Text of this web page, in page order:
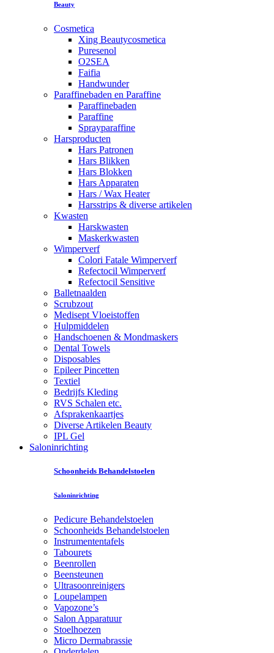
Beauty
Cosmetica
Xing Beautycosmetica
Puresenol
O2SEA
Faifia
Handwunder
Paraffinebaden en Paraffine
Paraffinebaden
Paraffine
Sprayparaffine
Harsproducten
Hars Patronen
Hars Blikken
Hars Blokken
Hars Apparaten
Hars / Wax Heater
Harsstrips & diverse artikelen
Kwasten
Harskwasten
Maskerkwasten
Wimperverf
Colori Fatale Wimperverf
Refectocil Wimperverf
Refectocil Sensitive
Balletnaalden
Scrubzout
Medisept Vloeistoffen
Hulpmiddelen
Handschoenen & Mondmaskers
Dental Towels
Disposables
Epileer Pincetten
Textiel
Bedrijfs Kleding
RVS Schalen etc.
Afsprakenkaartjes
Diverse Artikelen Beauty
IPL Gel
Saloninrichting
Schoonheids Behandelstoelen
Saloninrichting
Pedicure Behandelstoelen
Schoonheids Behandelstoelen
Instrumententafels
Tabourets
Beenrollen
Beensteunen
Ultrasoonreinigers
Loupelampen
Vapozone’s
Salon Apparatuur
Stoelhoezen
Micro Dermabrassie